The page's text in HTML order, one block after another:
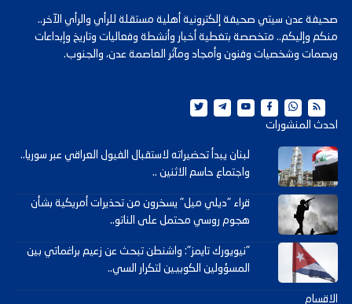
صحيفة عدن سيتي صحيفة إلكترونية أهلية مستقلة للرأي والرأي الآخر..
منكم وإليكم.. متخصصة بتغطية أخبار وأنشطة وفعاليات وتاريخ وإبداعات
وبصمات وشخصيات وفنون وأمجاد ومآثر العاصمة عدن، والجنوب.
احدث المنشورات
لبنان يبدأ تحضيراته لاستقبال الفيول العراقي عبر سوريا..
واجتماع حاسم الاثنين ..
قراء "ديلي ميل" يسخرون من تحذيرات أمريكية بشأن
هجوم روسي محتمل على الناتو..
"نيويورك تايمز": واشنطن تبحث عن زعيم براغماتي بين
المسؤولين الكوبيين لتكرار السي..
الاقسام